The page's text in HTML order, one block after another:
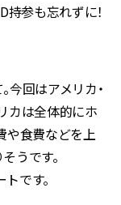
参も忘れずに！
今回はアメリカ・
カは全体的にホ
や食費などを上
うです。
です。